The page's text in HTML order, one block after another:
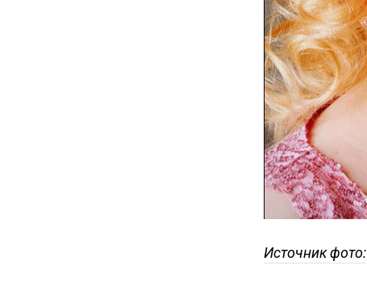
Источник фото: